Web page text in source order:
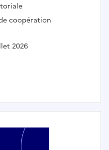
coopération
2026
de projet mobilités